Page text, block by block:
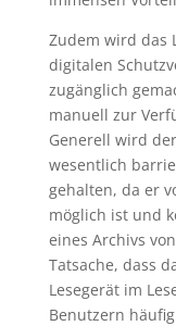
Zudem wird das
digitalen
zugänglich
manuell zur
Generell wird
wesentlich
gehalten, da er
möglich ist und
eines Archivs
Tatsache, dass
Lesegerät im
Benutzern